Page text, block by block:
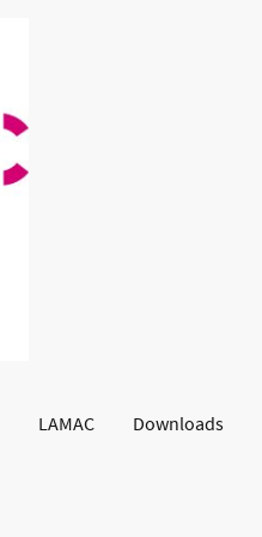
LAMAC Downloads